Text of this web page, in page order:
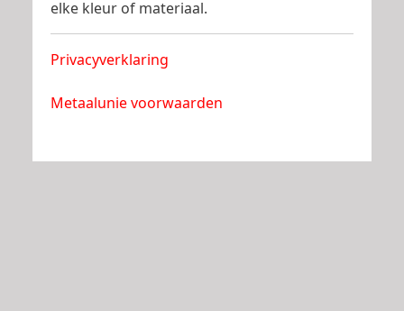
elke kleur of materiaal.
Privacyverklaring
Metaalunie voorwaarden